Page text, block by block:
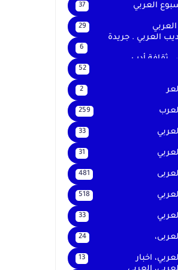
العربي 37
العربي 29
العربي . جريدة
. ثقافة أدب
6
52
2
259
33
31
481
518
33
24
اخبار 13